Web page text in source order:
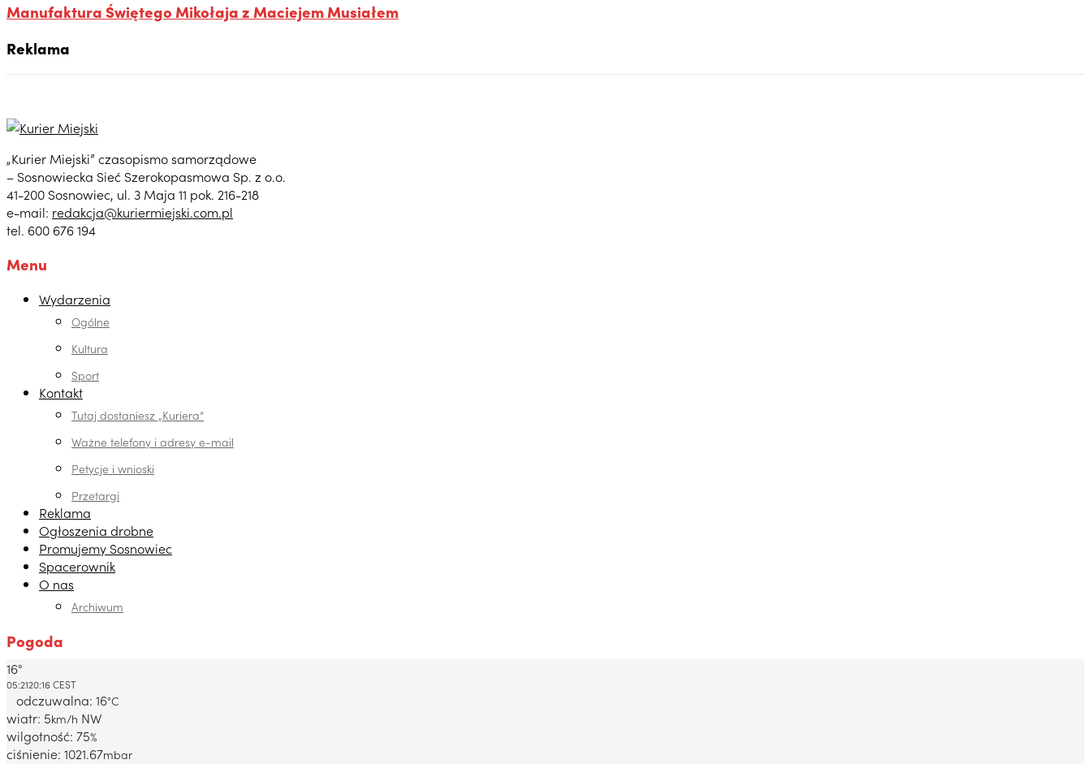
Manufaktura Świętego Mikołaja z Maciejem Musiałem
Reklama
„Kurier Miejski” czasopismo samorządowe
– Sosnowiecka Sieć Szerokopasmowa Sp. z o.o.
41-200 Sosnowiec, ul. 3 Maja 11 pok. 216-218
e-mail: redakcja@kuriermiejski.com.pl
tel. 600 676 194
Menu
Wydarzenia
Ogólne
Kultura
Sport
Kontakt
Tutaj dostaniesz „Kuriera”
Ważne telefony i adresy e-mail
Petycje i wnioski
Przetargi
Reklama
Ogłoszenia drobne
Promujemy Sosnowiec
Spacerownik
O nas
Archiwum
Pogoda
Dabrowa Gornicza, PL
16°
05:2120:16 CEST
odczuwalna: 16°C
wiatr: 5km/h NW
wilgotność: 75%
ciśnienie: 1021.67mbar